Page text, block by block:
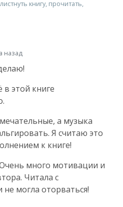
книгу, прочитать,
назад
в этой книге
а музыка
Я считаю это
к книге!
много мотивации и
Читала с
могла оторваться!